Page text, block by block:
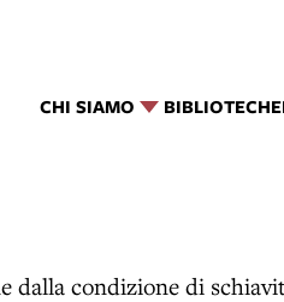
CHI SIAMO BIBLIOTECHE
dalla condizione di